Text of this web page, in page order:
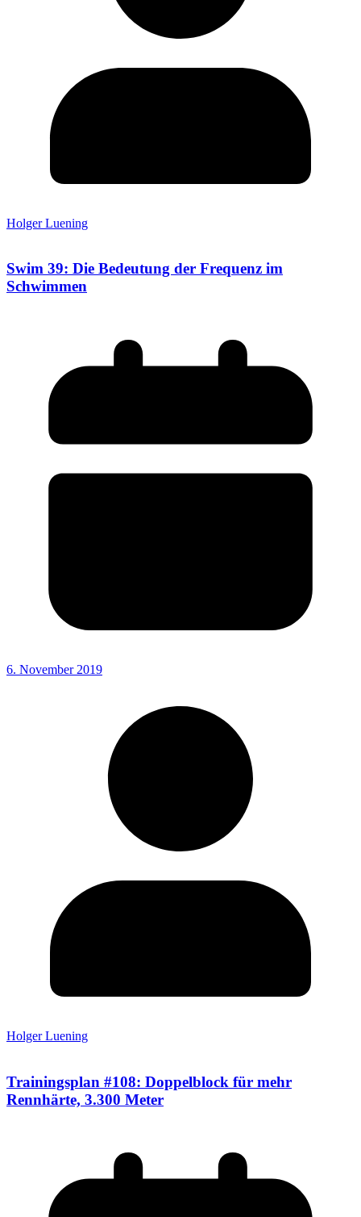
Holger Luening
Swim 39: Die Bedeutung der Frequenz im
Schwimmen
6. November 2019
Holger Luening
Trainingsplan #108: Doppelblock für mehr
Rennhärte, 3.300 Meter